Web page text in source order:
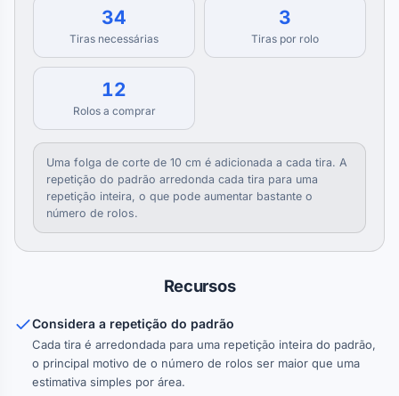
34
Tiras necessárias
3
Tiras por rolo
12
Rolos a comprar
Uma folga de corte de 10 cm é adicionada a cada tira. A
repetição do padrão arredonda cada tira para uma
repetição inteira, o que pode aumentar bastante o
número de rolos.
Recursos
Considera a repetição do padrão
Cada tira é arredondada para uma repetição inteira do padrão,
o principal motivo de o número de rolos ser maior que uma
estimativa simples por área.